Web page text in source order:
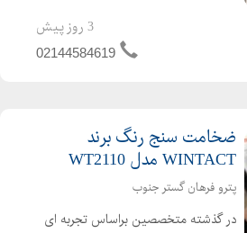
مناسب برای مصارف محیط های که نیاز
به ضد انفجار یا نشت گاز سمی است،
3 روز پیش
02144584619
ضخامت سنج رنگ برند
WINTACT مدل WT2110
پترو فرهان گستر جنوب
در گذشته متخصصین براساس تجربه ای